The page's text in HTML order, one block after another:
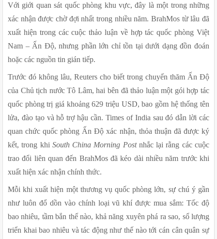
Với giới quan sát quốc phòng khu vực, đây là một trong những
xác nhận được chờ đợi nhất trong nhiều năm. BrahMos từ lâu đã
xuất hiện trong các cuộc thảo luận về hợp tác quốc phòng Việt
Nam – Ấn Độ, nhưng phần lớn chỉ tồn tại dưới dạng đồn đoán
hoặc các nguồn tin gián tiếp.
Trước đó không lâu, Reuters cho biết trong chuyến thăm Ấn Độ
của Chủ tịch nước Tô Lâm, hai bên đã thảo luận một gói hợp tác
quốc phòng trị giá khoảng 629 triệu USD, bao gồm hệ thống tên
lửa, đào tạo và hỗ trợ hậu cần. Times of India sau đó dẫn lời các
quan chức quốc phòng Ấn Độ xác nhận, thỏa thuận đã được ký
kết, trong khi South China Morning Post nhắc lại rằng các cuộc
trao đổi liên quan đến BrahMos đã kéo dài nhiều năm trước khi
xuất hiện xác nhận chính thức.
Mỗi khi xuất hiện một thương vụ quốc phòng lớn, sự chú ý gần
như luôn đổ dồn vào chính loại vũ khí được mua sắm: Tốc độ
bao nhiêu, tầm bắn thế nào, khả năng xuyên phá ra sao, số lượng
triển khai bao nhiêu và tác động như thế nào tới cán cân quân sự